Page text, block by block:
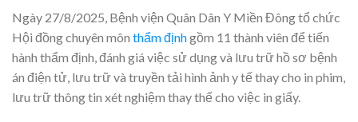
Ngày 27/8/2025, Bệnh viện Quân Dân Y Miền Đông tổ chức
Hội đồng chuyên môn thẩm địnhgồm 11 thành viên để tiến
hành thẩm định, đánh giá việc sử dụng và lưu trữ hồ sơ bệnh
án điện tử, lưu trữ và truyền tải hình ảnh y tế thay cho in phim,
lưu trữ thông tin xét nghiệm thay thế cho việc in giấy.